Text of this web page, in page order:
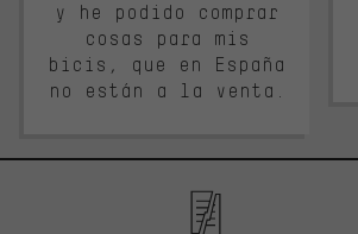
y he podido comprar
cosas para mis
bicis, que en España
no están a la venta.